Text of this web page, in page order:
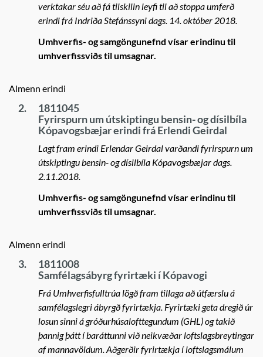
verktakar séu að fá tilskilin leyfi til að stoppa umferð
erindi frá Indriða Stefánssyni dags. 14. október 2018.
Umhverfis- og samgöngunefnd vísar erindinu til
umhverfissviðs til umsagnar.
Almenn erindi
2.
1811045
Fyrirspurn um útskiptingu bensin- og dísilbíla
Kópavogsbæjar erindi frá Erlendi Geirdal
Lagt fram erindi Erlendar Geirdal varðandi fyrirspurn um
útskiptingu bensin- og dísilbíla Kópavogsbæjar dags.
2.11.2018.
Umhverfis- og samgöngunefnd vísar erindinu til
umhverfissviðs til umsagnar.
Almenn erindi
3.
1811008
Samfélagsábyrg fyrirtæki í Kópavogi
Frá Umhverfisfulltrúa lögð fram tillaga að útfærslu á
samfélagslegri ábyrgð fyrirtækja. Fyrirtæki geta dregið úr
losun sinni á gróðurhúsalofttegundum (GHL) og takið
þannig þátt í baráttunni við neikvæðar loftslagsbreytingar
af mannavöldum. Aðgerðir fyrirtækja í loftslagsmálum